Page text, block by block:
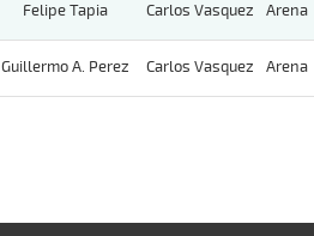
Felipe Tapia Carlos Vasquez Arena
Guillermo A. Perez Carlos Vasquez Arena